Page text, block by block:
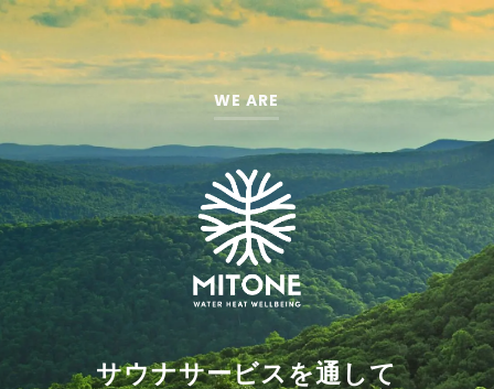
WE ARE
サウナサービスを通して